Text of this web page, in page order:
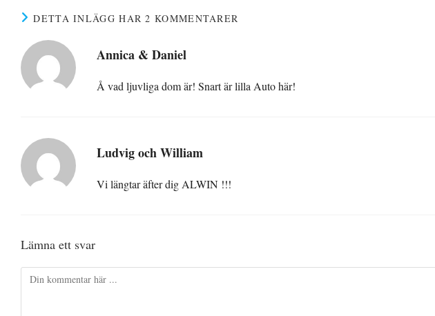
DETTA INLÄGG HAR 2 KOMMENTARER
Annica & Daniel
Å vad ljuvliga dom är! Snart är lilla Auto här!
Ludvig och William
Vi längtar äfter dig ALWIN !!!
Lämna ett svar
Kommentar